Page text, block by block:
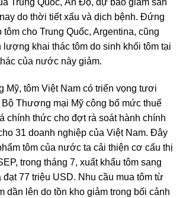
Trung Quốc, Ấn Độ, dự báo giảm sản
do thời tiết xấu và dịch bệnh. Đứng
cho Trung Quốc, Argentina, cũng
lượng khai thác tôm do sinh khối tôm tại
của nước này giảm.
Mỹ, tôm Việt Nam có triển vọng tươi
Thương mại Mỹ công bố mức thuế
chính thức cho đợt rà soát hành chính
31 doanh nghiệp của Việt Nam. Đây
tôm của nước ta cải thiện cơ cấu thị
trong tháng 7, xuất khẩu tôm sang
đạt 77 triệu USD. Nhu cầu mua tôm từ
dần lên do tồn kho giảm trong bối cảnh